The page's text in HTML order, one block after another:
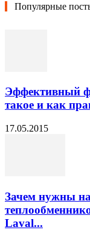
Популярные
Эффективный
такое и как
17.05.2015
Зачем нужны
Laval...